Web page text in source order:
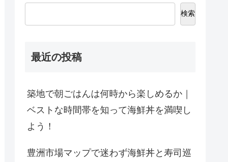
検索
最近の投稿
築地で朝ごはんは何時から楽しめるか｜
ベストな時間帯を知って海鮮丼を満喫し
よう！
豊洲市場マップで迷わず海鮮丼と寿司巡